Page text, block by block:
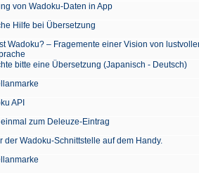
von Wadoku-Daten in App
Hilfe bei Übersetzung
Wadoku? – Fragemente einer Vision von
bitte eine Übersetzung (Japanisch - Deutsch)
API
einmal zum Deleuze-Eintrag
der Wadoku-Schnittstelle auf dem Handy.